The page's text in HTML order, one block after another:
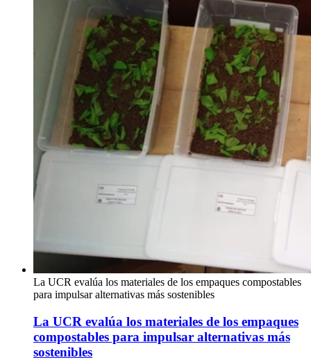
La UCR evalúa los materiales de los empaques compostables
para impulsar alternativas más sostenibles
La UCR evalúa los materiales de los empaques
compostables para impulsar alternativas más
sostenibles